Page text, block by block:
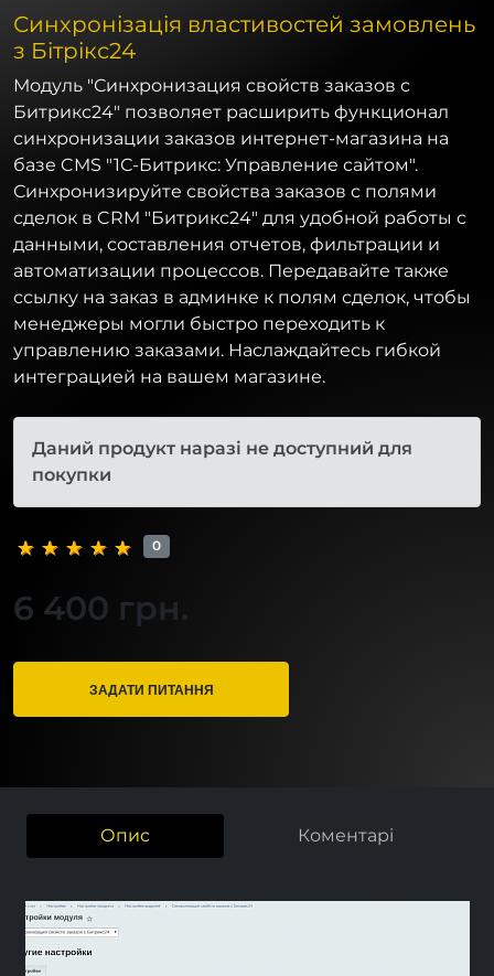
Синхронізація властивостей замовлень
з Бітрікс24
Модуль "Синхронизация свойств заказов с
Битрикс24" позволяет расширить функционал
синхронизации заказов интернет-магазина на
базе CMS "1С-Битрикс: Управление сайтом".
Синхронизируйте свойства заказов с полями
сделок в CRM "Битрикс24" для удобной работы с
данными, составления отчетов, фильтрации и
автоматизации процессов. Передавайте также
ссылку на заказ в админке к полям сделок, чтобы
менеджеры могли быстро переходить к
управлению заказами. Наслаждайтесь гибкой
интеграцией на вашем магазине.
Даний продукт наразі не доступний для
покупки
0
6 400 грн.
ЗАДАТИ ПИТАННЯ
Опис Коментарі